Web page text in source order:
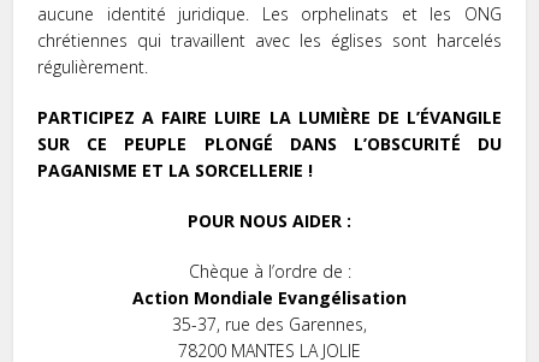
aucune identité juridique. Les orphelinats et les ONG
chrétiennes qui travaillent avec les églises sont harcelés
régulièrement.
PARTICIPEZ A FAIRE LUIRE LA LUMIÈRE DE L’ÉVANGILE
SUR CE PEUPLE PLONGÉ DANS L’OBSCURITÉ DU
PAGANISME ET LA SORCELLERIE !
POUR NOUS AIDER :
Chèque à l’ordre de :
Action Mondiale Evangélisation
35-37, rue des Garennes,
78200 MANTES LA JOLIE